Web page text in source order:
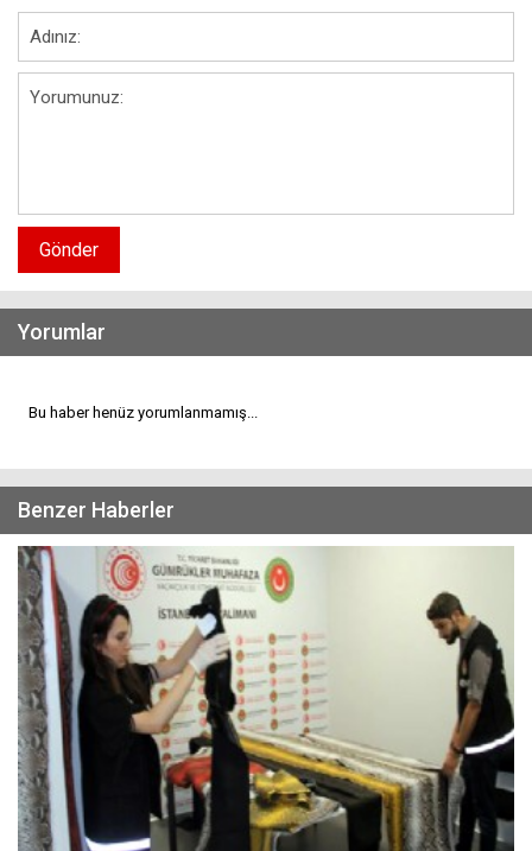
Gönder
Yorumlar
Bu haber henüz yorumlanmamış...
Benzer Haberler